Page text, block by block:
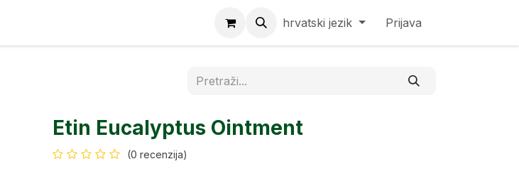
hrvatski jezik Prijava
Etin Eucalyptus Ointment
(0 recenzija)